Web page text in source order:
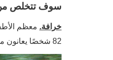
سوف تتخلص
خرافة. معظم
82 شخصًا يعانون من حمى القش ووجد أن 99 ٪ منهم ما زالوا يعانون منها بعد 12 عامًا. لكن 39٪ قالوا إن لديهم بعض التحسن.